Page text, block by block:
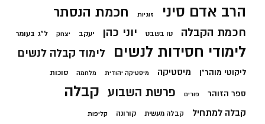
הרב אדם סיני זוגיות חכמת הנסתר
חכמת הקבלה טו בשבט יוני כהן יעקב יצחק ל"ג בעומר
לימודי חסידות לנשים לימוד קבלה לנשים
ליקוטי מוהר"ן מיסטיקה מיסטיקה יהודית מלחמה סוכות
ספר הזוהר פורים פרשת השבוע קבלה
קבלה למתחיל קבלה מעשית קורונה קליפות